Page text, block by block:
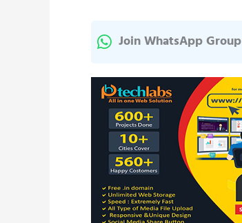
Join WhatsApp Group